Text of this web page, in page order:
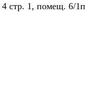
4 стр. 1, помещ. 6/1п